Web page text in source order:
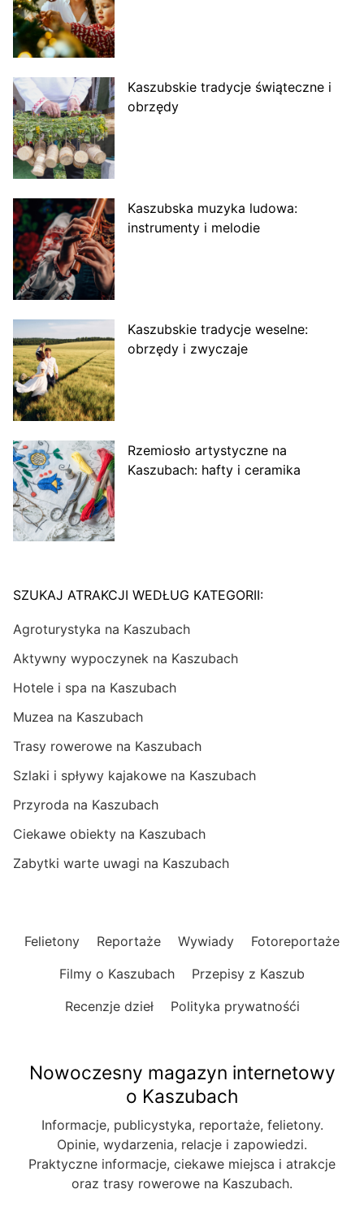
Kaszubskie tradycje świąteczne i
obrzędy
Kaszubska muzyka ludowa:
instrumenty i melodie
Kaszubskie tradycje weselne:
obrzędy i zwyczaje
Rzemiosło artystyczne na
Kaszubach: hafty i ceramika
SZUKAJ ATRAKCJI WEDŁUG KATEGORII:
Agroturystyka na Kaszubach
Aktywny wypoczynek na Kaszubach
Hotele i spa na Kaszubach
Muzea na Kaszubach
Trasy rowerowe na Kaszubach
Szlaki i spływy kajakowe na Kaszubach
Przyroda na Kaszubach
Ciekawe obiekty na Kaszubach
Zabytki warte uwagi na Kaszubach
Felietony Reportaże Wywiady
Fotoreportaże
Filmy o Kaszubach
Przepisy z Kaszub
Recenzje dzieł
Polityka prywatnośći
Nowoczesny magazyn internetowy
o Kaszubach
Informacje, publicystyka, reportaże, felietony.
Opinie, wydarzenia, relacje i zapowiedzi.
Praktyczne informacje, ciekawe miejsca i atrakcje
oraz trasy rowerowe na Kaszubach.